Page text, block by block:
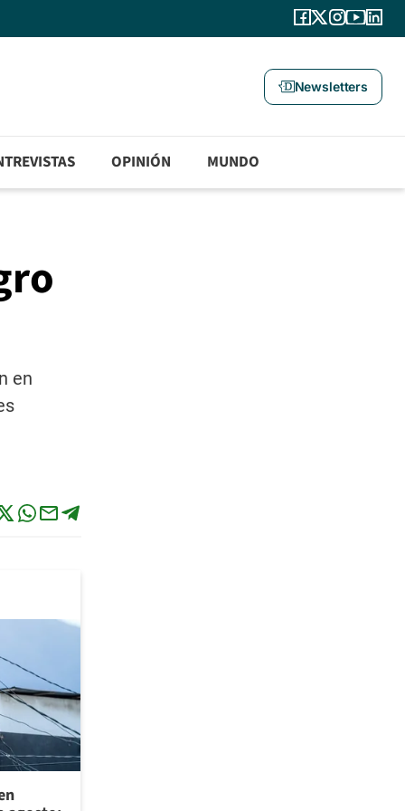
Newsletters
OPINIÓN MUNDO
en